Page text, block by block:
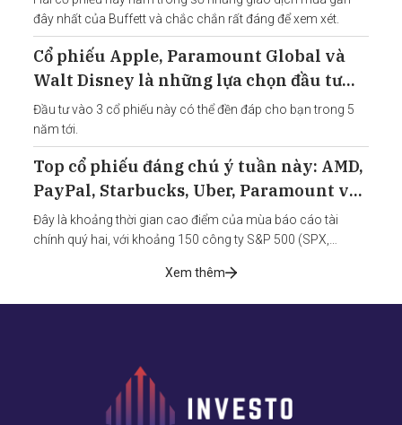
đây nhất của Buffett và chắc chắn rất đáng để xem xét.
Cổ phiếu Apple, Paramount Global và
Walt Disney là những lựa chọn đầu tư
thông minh vì lý do này
Đầu tư vào 3 cổ phiếu này có thể đền đáp cho bạn trong 5
năm tới.
Top cổ phiếu đáng chú ý tuần này: AMD,
PayPal, Starbucks, Uber, Paramount và
một số mã khác
Đây là khoảng thời gian cao điểm của mùa báo cáo tài
chính quý hai, với khoảng 150 công ty S&P 500 (SPX,
Xem thêm